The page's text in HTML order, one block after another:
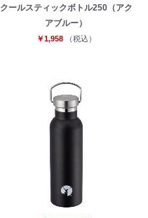
クールスティックボトル250（アク
アブルー）
￥1,958 （税込）